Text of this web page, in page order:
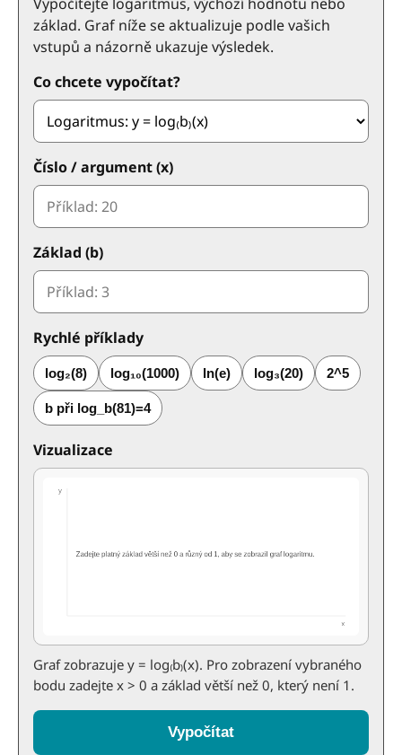
základ. Graf níže se aktualizuje podle vašich
vstupů a názorně ukazuje výsledek.
Co chcete vypočítat?
Číslo / argument (x)
Základ (b)
Rychlé příklady
log₂(8) log₁₀(1000) ln(e) log₃(20) 2^5
b při log_b(81)=4
Vizualizace
Graf zobrazuje y = log₍b₎(x). Pro zobrazení vybraného
bodu zadejte x > 0 a základ větší než 0, který není 1.
Vypočítat